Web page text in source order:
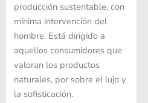
producción sustentable, con
mínima intervención del
hombre. Está dirigido a
aquellos consumidores que
valoran los productos
naturales, por sobre el lujo y
la sofisticación.